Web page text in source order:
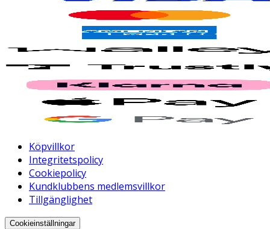
Köpvillkor
Integritetspolicy
Cookiepolicy
Kundklubbens medlemsvillkor
Tillgänglighet
Cookieinställningar